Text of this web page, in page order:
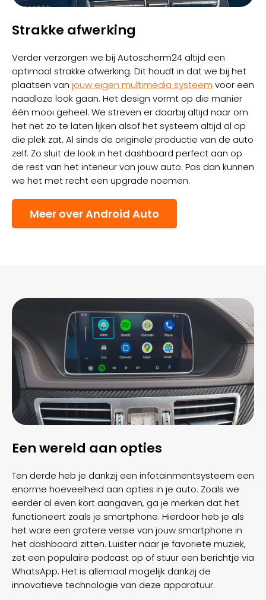
Strakke afwerking
Verder verzorgen we bij Autoscherm24 altijd een
optimaal strakke afwerking. Dit houdt in dat we bij het
plaatsen van jouw eigen multimedia systeem voor een
naadloze look gaan. Het design vormt op die manier
één mooi geheel. We streven er daarbij altijd naar om
het net zo te laten lijken alsof het systeem altijd al op
die plek zat. Al sinds de originele productie van de auto
zelf. Zo sluit de look in het dashboard perfect aan op
de rest van het interieur van jouw auto. Pas dan kunnen
we het met recht een upgrade noemen.
Meer over Android Auto
Een wereld aan opties
Ten derde heb je dankzij een infotainmentsysteem een
enorme hoeveelheid aan opties in je auto. Zoals we
eerder al even kort aangaven, ga je merken dat het
functioneert zoals je smartphone. Hierdoor heb je als
het ware een grotere versie van jouw smartphone in
het dashboard zitten. Luister naar je favoriete muziek,
zet een populaire podcast op of stuur een berichtje via
WhatsApp. Het is allemaal mogelijk dankzij de
innovatieve technologie van deze apparatuur.